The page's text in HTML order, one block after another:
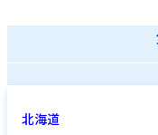
北海道